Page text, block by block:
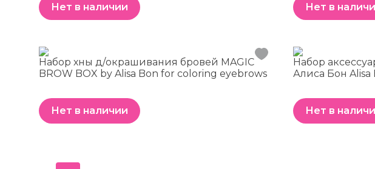
Нет в наличии Нет в
Набор хны д/окрашивания бровей MAGIC
BROW BOX by Alisa Bon for coloring eyebrows
Нет в наличии
Набор
Алиса Бон Alisa
Нет в